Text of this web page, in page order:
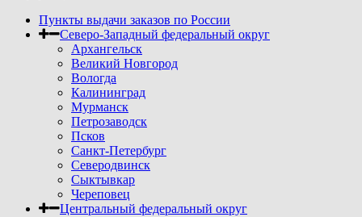
Пункты выдачи заказов по России
Северо-Западный федеральный округ
Архангельск
Великий Новгород
Вологда
Калининград
Мурманск
Петрозаводск
Псков
Санкт-Петербург
Северодвинск
Сыктывкар
Череповец
Центральный федеральный округ